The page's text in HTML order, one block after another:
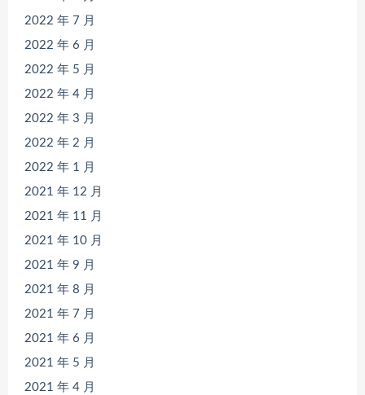
2022 年 7 月
2022 年 6 月
2022 年 5 月
2022 年 4 月
2022 年 3 月
2022 年 2 月
2022 年 1 月
2021 年 12 月
2021 年 11 月
2021 年 10 月
2021 年 9 月
2021 年 8 月
2021 年 7 月
2021 年 6 月
2021 年 5 月
2021 年 4 月